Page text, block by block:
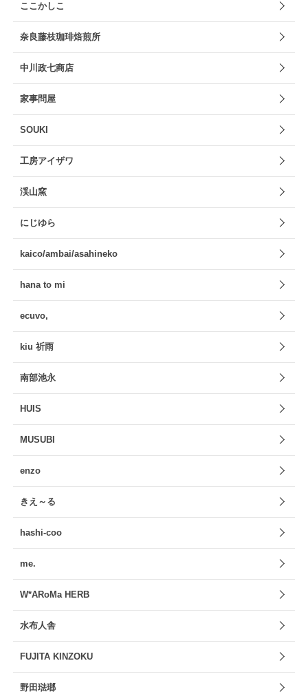
ここかしこ
奈良藤枝珈琲焙煎所
中川政七商店
家事問屋
SOUKI
工房アイザワ
渓山窯
にじゆら
kaico/ambai/asahineko
hana to mi
ecuvo,
kiu 祈雨
南部池永
HUIS
MUSUBI
enzo
きえ～る
hashi-coo
me.
W*ARoMa HERB
水布人舎
FUJITA KINZOKU
野田琺瑯